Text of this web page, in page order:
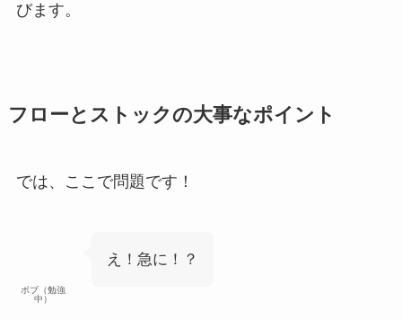
びます。
フローとストックの大事なポイント
では、ここで問題です！
ボブ（勉強
中）
え！急に！？